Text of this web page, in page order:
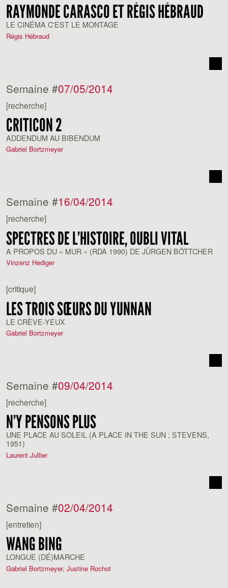
RAYMONDE CARASCO ET RÉGIS HÉBRAUD
LE CINÉMA C'EST LE MONTAGE
Régis Hébraud
Semaine #07/05/2014
[recherche]
CRITICON 2
ADDENDUM AU BIBENDUM
Gabriel Bortzmeyer
Semaine #16/04/2014
[recherche]
SPECTRES DE L’HISTOIRE, OUBLI VITAL
A PROPOS DU « MUR » (RDA 1990) DE JÜRGEN BÖTTCHER
Vinzenz Hediger
[critique]
LES TROIS SŒURS DU YUNNAN
LE CRÈVE-YEUX
Gabriel Bortzmeyer
Semaine #09/04/2014
[recherche]
N’Y PENSONS PLUS
UNE PLACE AU SOLEIL (A PLACE IN THE SUN ; STEVENS,
1951)
Laurent Jullier
Semaine #02/04/2014
[entretien]
WANG BING
LONGUE (DÉ)MARCHE
Gabriel Bortzmeyer, Justine Rochot